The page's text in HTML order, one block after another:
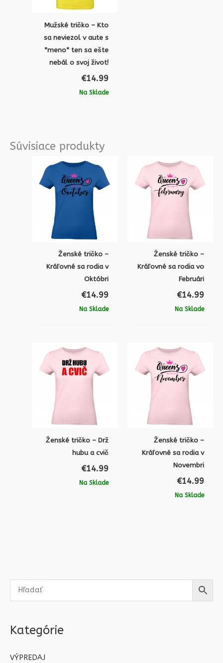
Kategórie
VÝPREDAJ
Mužské tričko – Kto
sa neviezol v aute s
*meno* ten sa ešte
nebál o svoj život!
€14.99
Na Sklade
Súvisiace produkty
Ženské tričko –
Kráľovné sa rodia v
Októbri
€14.99
Na Sklade
Ženské tričko –
Kráľovné sa rodia vo
Februári
€14.99
Na Sklade
Ženské tričko – Drž
hubu a cvič
€14.99
Na Sklade
Ženské tričko –
Kráľovné sa rodia v
Novembri
€14.99
Na Sklade